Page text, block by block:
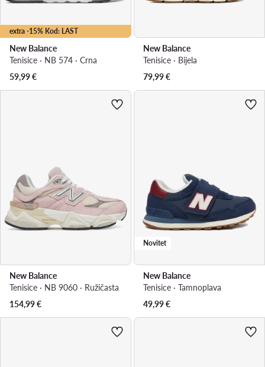
extra -15% Kod: LAST
New Balance
Tenisice · NB 574 · Crna
59,99€
New Balance
Tenisice · Bijela
79,99€
New Balance
Tenisice · NB 9060 · Ružičasta
154,99€
Novitet
New Balance
Tenisice · Tamnoplava
49,99€